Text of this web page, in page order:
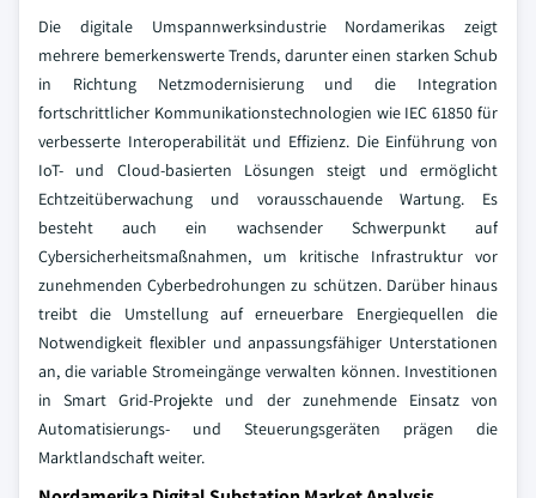
Die digitale Umspannwerksindustrie Nordamerikas zeigt
mehrere bemerkenswerte Trends, darunter einen starken Schub
in Richtung Netzmodernisierung und die Integration
fortschrittlicher Kommunikationstechnologien wie IEC 61850 für
verbesserte Interoperabilität und Effizienz. Die Einführung von
IoT- und Cloud-basierten Lösungen steigt und ermöglicht
Echtzeitüberwachung und vorausschauende Wartung. Es
besteht auch ein wachsender Schwerpunkt auf
Cybersicherheitsmaßnahmen, um kritische Infrastruktur vor
zunehmenden Cyberbedrohungen zu schützen. Darüber hinaus
treibt die Umstellung auf erneuerbare Energiequellen die
Notwendigkeit flexibler und anpassungsfähiger Unterstationen
an, die variable Stromeingänge verwalten können. Investitionen
in Smart Grid-Projekte und der zunehmende Einsatz von
Automatisierungs- und Steuerungsgeräten prägen die
Marktlandschaft weiter.